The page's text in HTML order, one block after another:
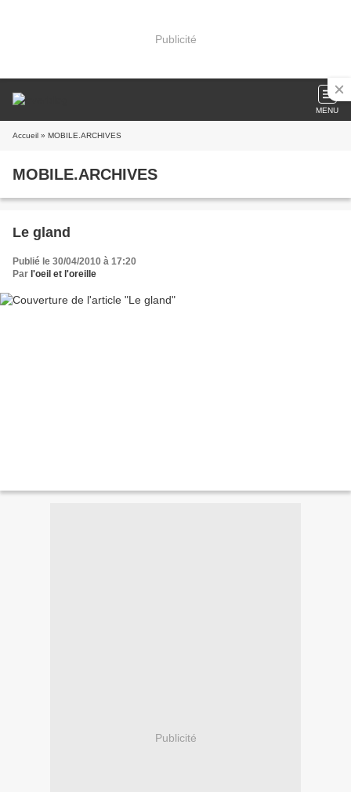
Publicité
MENU
Accueil » MOBILE.ARCHIVES
MOBILE.ARCHIVES
Le gland
Publié le 30/04/2010 à 17:20
Par l'oeil et l'oreille
Publicité